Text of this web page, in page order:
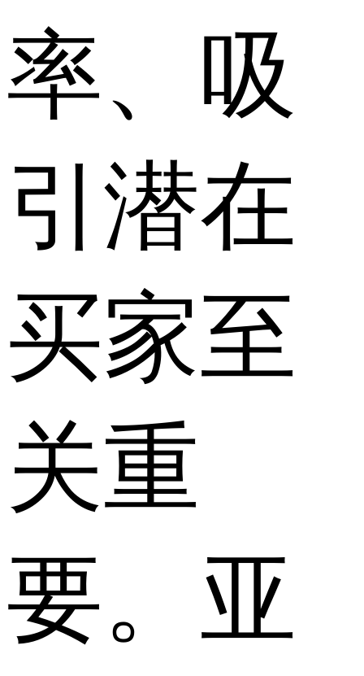
率、吸
引潜在
买家至
关重
要。亚